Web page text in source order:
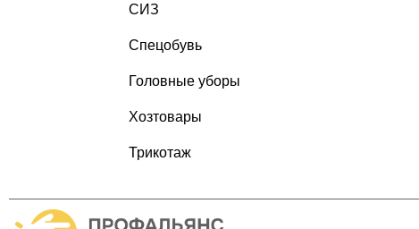
СИЗ
Спецобувь
Головные уборы
Хозтовары
Трикотаж